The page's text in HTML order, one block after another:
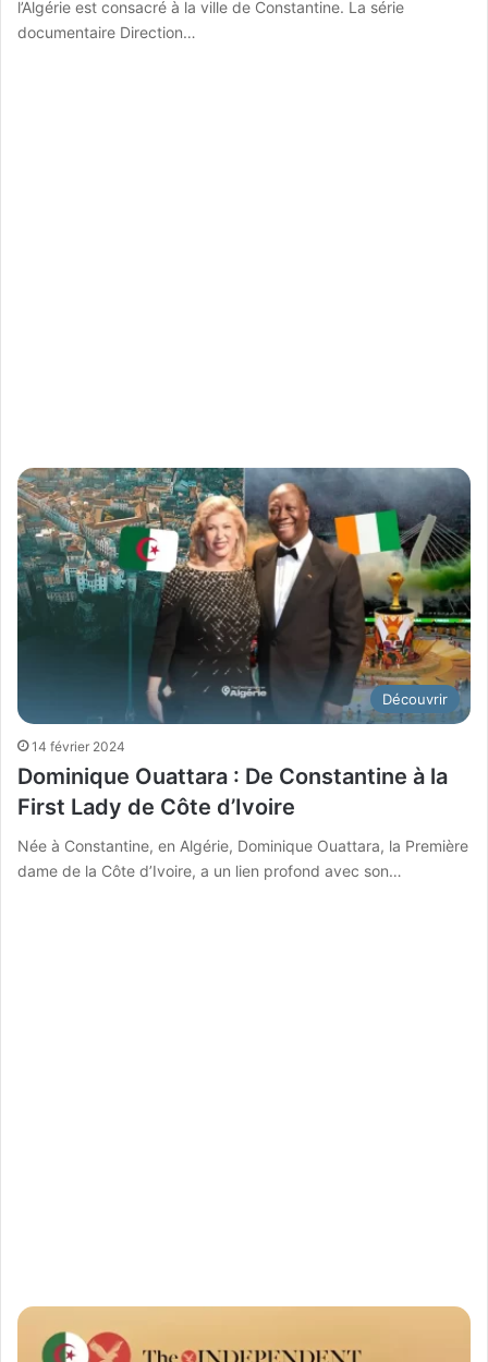
l’Algérie est consacré à la ville de Constantine. La série
documentaire Direction…
Découvrir
14 février 2024
Dominique Ouattara : De Constantine à la
First Lady de Côte d’Ivoire
Née à Constantine, en Algérie, Dominique Ouattara, la Première
dame de la Côte d’Ivoire, a un lien profond avec son…